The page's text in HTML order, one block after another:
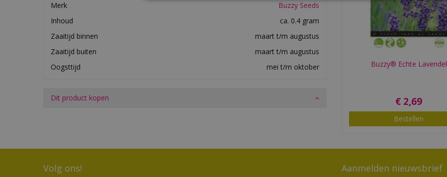
Merk
Buzzy Seeds
Inhoud
ca. 0.4 gram
Zaaitijd binnen
maart t/m augustus
Zaaitijd buiten
maart t/m augustus
Oogsttijd
mei t/m oktober
Dit product kopen
Buzzy® Echte Lavendel
€ 2,69
Bestellen
Volg ons! Aanmelden nieuwsbrief